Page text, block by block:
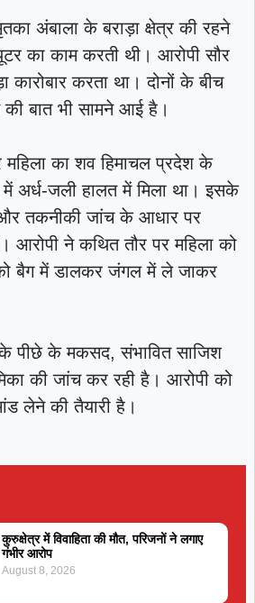
अंबाला के बराड़ा क्षेत्र की रहने
का काम करती थी। आरोपी सौर
करता था। दोनों के बीच
बात भी सामने आई है।
का शव हिमाचल प्रदेश के
अर्ध-जली हालत में मिला था। इसके
और तकनीकी जांच के आधार पर
आरोपी ने कथित तौर पर महिला को
बैग में डालकर जंगल में ले जाकर
पीछे के मकसद, संभावित साजिश
की जांच कर रही है। आरोपी को
लेने की तैयारी है।
कुरुक्षेत्र में विवाहिता की मौत, परिजनों ने लगाए
गंभीर आरोप
August 8, 2026